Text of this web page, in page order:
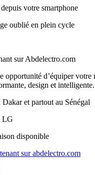
votre smartphone
oublié en plein cycle
sur Abdelectro.com
opportunité d’équiper votre
design et intelligente.
et partout au Sénégal
LG
disponible
sur abdelectro.com